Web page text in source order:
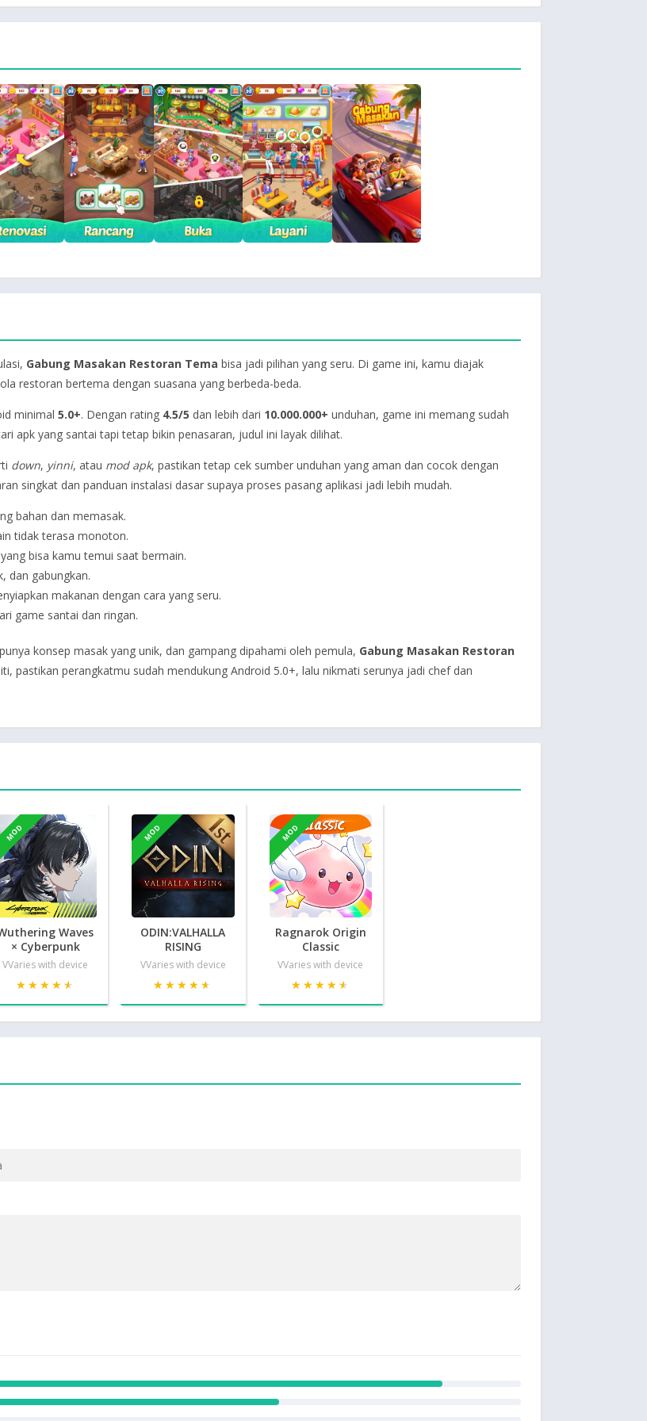
Gabung Masakan Restoran Tema bisa jadi pilihan yang seru. Di game ini, kamu diajak
restoran bertema dengan suasana yang berbeda-beda.
minimal 5.0+. Dengan rating 4.5/5 dan lebih dari 10.000.000+ unduhan, game ini memang sudah
apk yang santai tapi tetap bikin penasaran, judul ini layak dilihat.
down, yinni, atau mod apk, pastikan tetap cek sumber unduhan yang aman dan cocok dengan
singkat dan panduan instalasi dasar supaya proses pasang aplikasi jadi lebih mudah.
bahan dan memasak.
tidak terasa monoton.
bisa kamu temui saat bermain.
dan gabungkan.
makanan dengan cara yang seru.
game santai dan ringan.
konsep masak yang unik, dan gampang dipahami oleh pemula, Gabung Masakan Restoran
pastikan perangkatmu sudah mendukung Android 5.0+, lalu nikmati serunya jadi chef dan
MOD
Waves
× Cyberpunk
VVaries with device
★★★★★
★★★★★
MOD
ODIN:VALHALLA
RISING
VVaries with device
★★★★★
★★★★★
MOD
Ragnarok Origin
Classic
VVaries with device
★★★★★
★★★★★